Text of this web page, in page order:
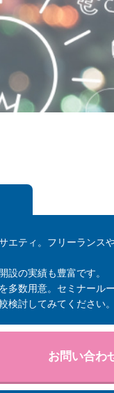
ティ。フリーランス
の実績も豊富です。
数用意。セミナール
討してみてください。
お問い合わ